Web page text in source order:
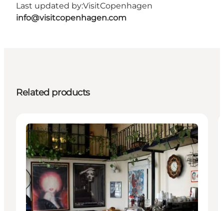
Last updated by:VisitCopenhagen
info@visitcopenhagen.com
Related products
Aktiviteter